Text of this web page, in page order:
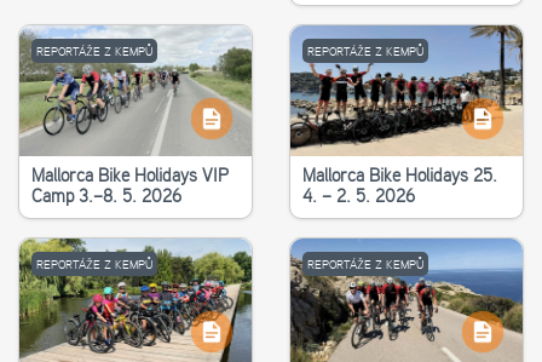
REPORTÁŽE Z KEMPŮ
Mallorca Bike Holidays VIP
Camp 3.–8. 5. 2026
REPORTÁŽE Z KEMPŮ
Mallorca Bike Holidays 25.
4. – 2. 5. 2026
REPORTÁŽE Z KEMPŮ REPORTÁŽE Z KEMPŮ